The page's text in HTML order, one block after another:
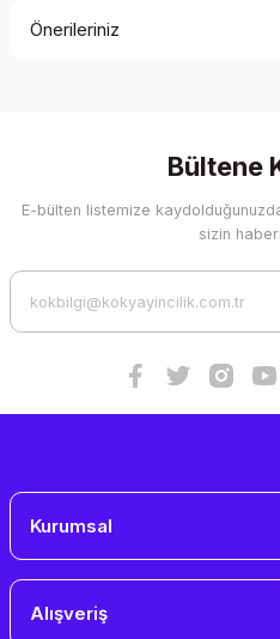
Önerileriniz
Görüş ve önerileriniz için
Ürün resmi kalitesiz, bozuk
Bültene
E-bülten listemize
sizin
Kurumsal
Alışveriş